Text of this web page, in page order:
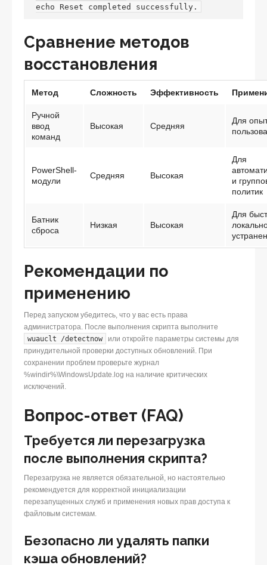
echo Reset completed successfully.
Сравнение методов
восстановления
Метод Сложность Эффективность
Ручной
ввод
команд
Высокая Средняя
Для
PowerShell-
модули
Средняя Высокая
Для
и
политик
Батник
сброса
Низкая Высокая
Для
Рекомендации по
применению
Перед запуском убедитесь, что у вас есть права
администратора. После выполнения скрипта выполните
wuauclt /detectnow
или откройте параметры системы для
принудительной проверки доступных обновлений. При
сохранении проблем проверьте журнал
%windir%\WindowsUpdate.log на наличие критических
исключений.
Вопрос-ответ (FAQ)
Требуется ли перезагрузка
после выполнения скрипта?
Перезагрузка не является обязательной, но настоятельно
рекомендуется для корректной инициализации
перезапущенных служб и применения новых прав доступа к
файловым системам.
Безопасно ли удалять папки
кэша обновлений?